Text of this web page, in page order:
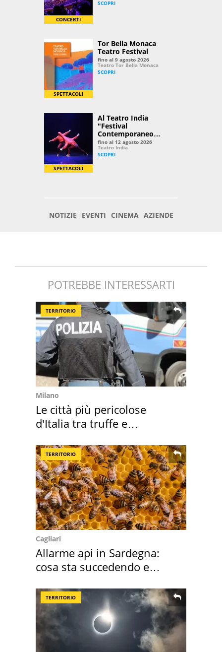
POTREBBE INTERESSARTI
TERRITORIO
Milano
Le città più pericolose
d'Italia tra truffe e
TERRITORIO
Cagliari
Allarme api in Sardegna:
cosa sta succedendo e
TERRITORIO